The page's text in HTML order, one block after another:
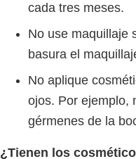
cada tres meses.
No use maquillaje
basura el
No aplique
ojos. Por ejemplo,
gérmenes de la
¿Tienen los